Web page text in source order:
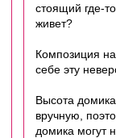
стоящий где-
живет?
Композиция
себе эту
Высота
вручную,
домика могут